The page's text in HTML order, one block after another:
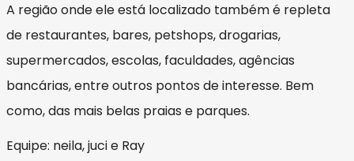
A região onde ele está localizado também é repleta
de restaurantes, bares, petshops, drogarias,
supermercados, escolas, faculdades, agências
bancárias, entre outros pontos de interesse. Bem
como, das mais belas praias e parques.
Equipe: neila, juci e Ray